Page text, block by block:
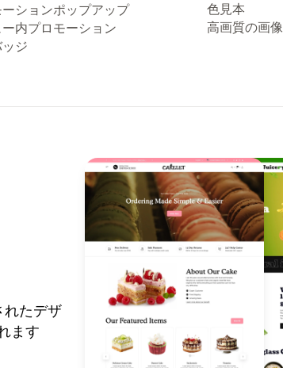
ションポップアップ
ー内プロモーション
ジ
色見本
高画質の画像
れたデザ
ます